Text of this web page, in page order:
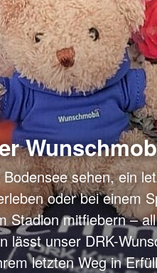
sehen, ein
oder bei einem
Stadion mitfiebern –
lässt unser DRK-
letzten Weg in